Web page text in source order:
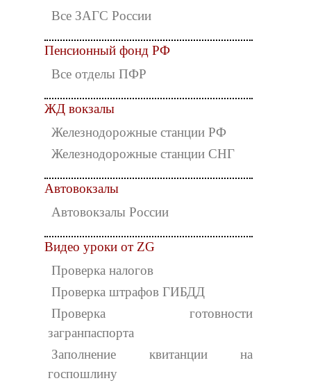
Все ЗАГС России
Пенсионный фонд РФ
Все отделы ПФР
ЖД вокзалы
Железнодорожные станции РФ
Железнодорожные станции СНГ
Автовокзалы
Автовокзалы России
Видео уроки от ZG
Проверка налогов
Проверка штрафов ГИБДД
Проверка готовности
загранпаспорта
Заполнение квитанции на
госпошлину